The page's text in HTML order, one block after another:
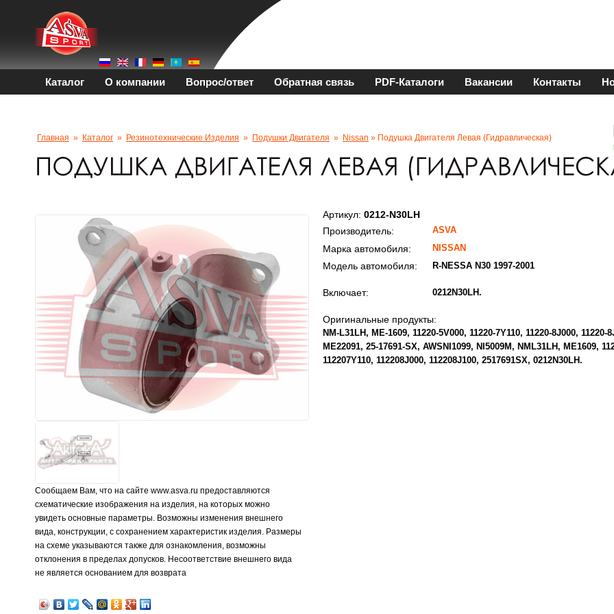
Каталог О компании Вопрос/ответ Обратная связь PDF-Каталоги Вакансии Контакты
Главная » Каталог » Резинотехнические Изделия » Подушки Двигателя » Nissan » Подушка Двигателя Левая (гидравлическая)
Сообщаем Вам, что на сайте www.asva.ru предоставляются
схематические изображения на изделия, на которых можно
увидеть основные параметры. Возможны изменения внешнего
вида, конструкции, с сохранением характеристик изделия. Размеры
на схеме указываются также для ознакомления, возможны
отклонения в пределах допусков. Несоответствие внешнего вида
не является основанием для возврата
Артикул: 0212-N30LH
Производитель:
ASVA
Марка автомобиля: NISSAN
Модель автомобиля: R-NESSA N30 1997-2001
Включает: 0212N30LH
Оригинальные продукты:
NM-L31LH ME-1609 11220-5V000 11220-7Y110 11220-8J000 11220-
ME22091 25-17691-SX AWSNI1099 NI5009M NML31LH ME1609
112207Y110 112208J000 112208J100 2517691SX 0212N30LH